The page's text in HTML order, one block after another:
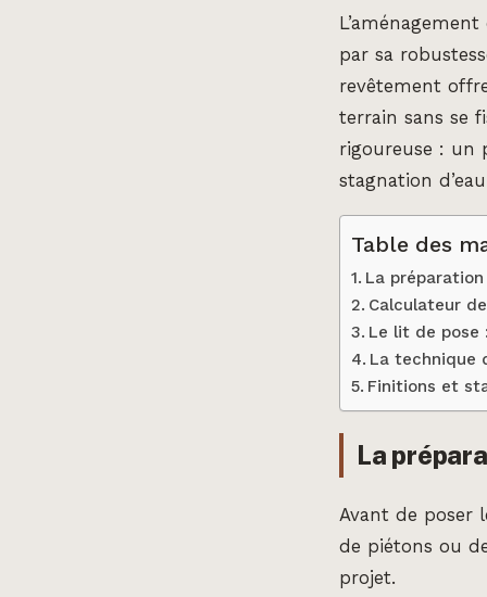
par sa
revêtement
terrain sans se
rigoureuse : un
stagnation
Table des
La
Calculateur
Le lit de pose
La technique
Finitions et
La
Avant de poser
de piétons ou
projet.